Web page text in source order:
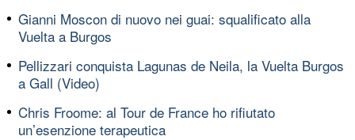
Gianni Moscon di nuovo nei guai: squalificato alla
Vuelta a Burgos
Pellizzari conquista Lagunas de Neila, la Vuelta Burgos
a Gall (Video)
Chris Froome: al Tour de France ho rifiutato
un’esenzione terapeutica